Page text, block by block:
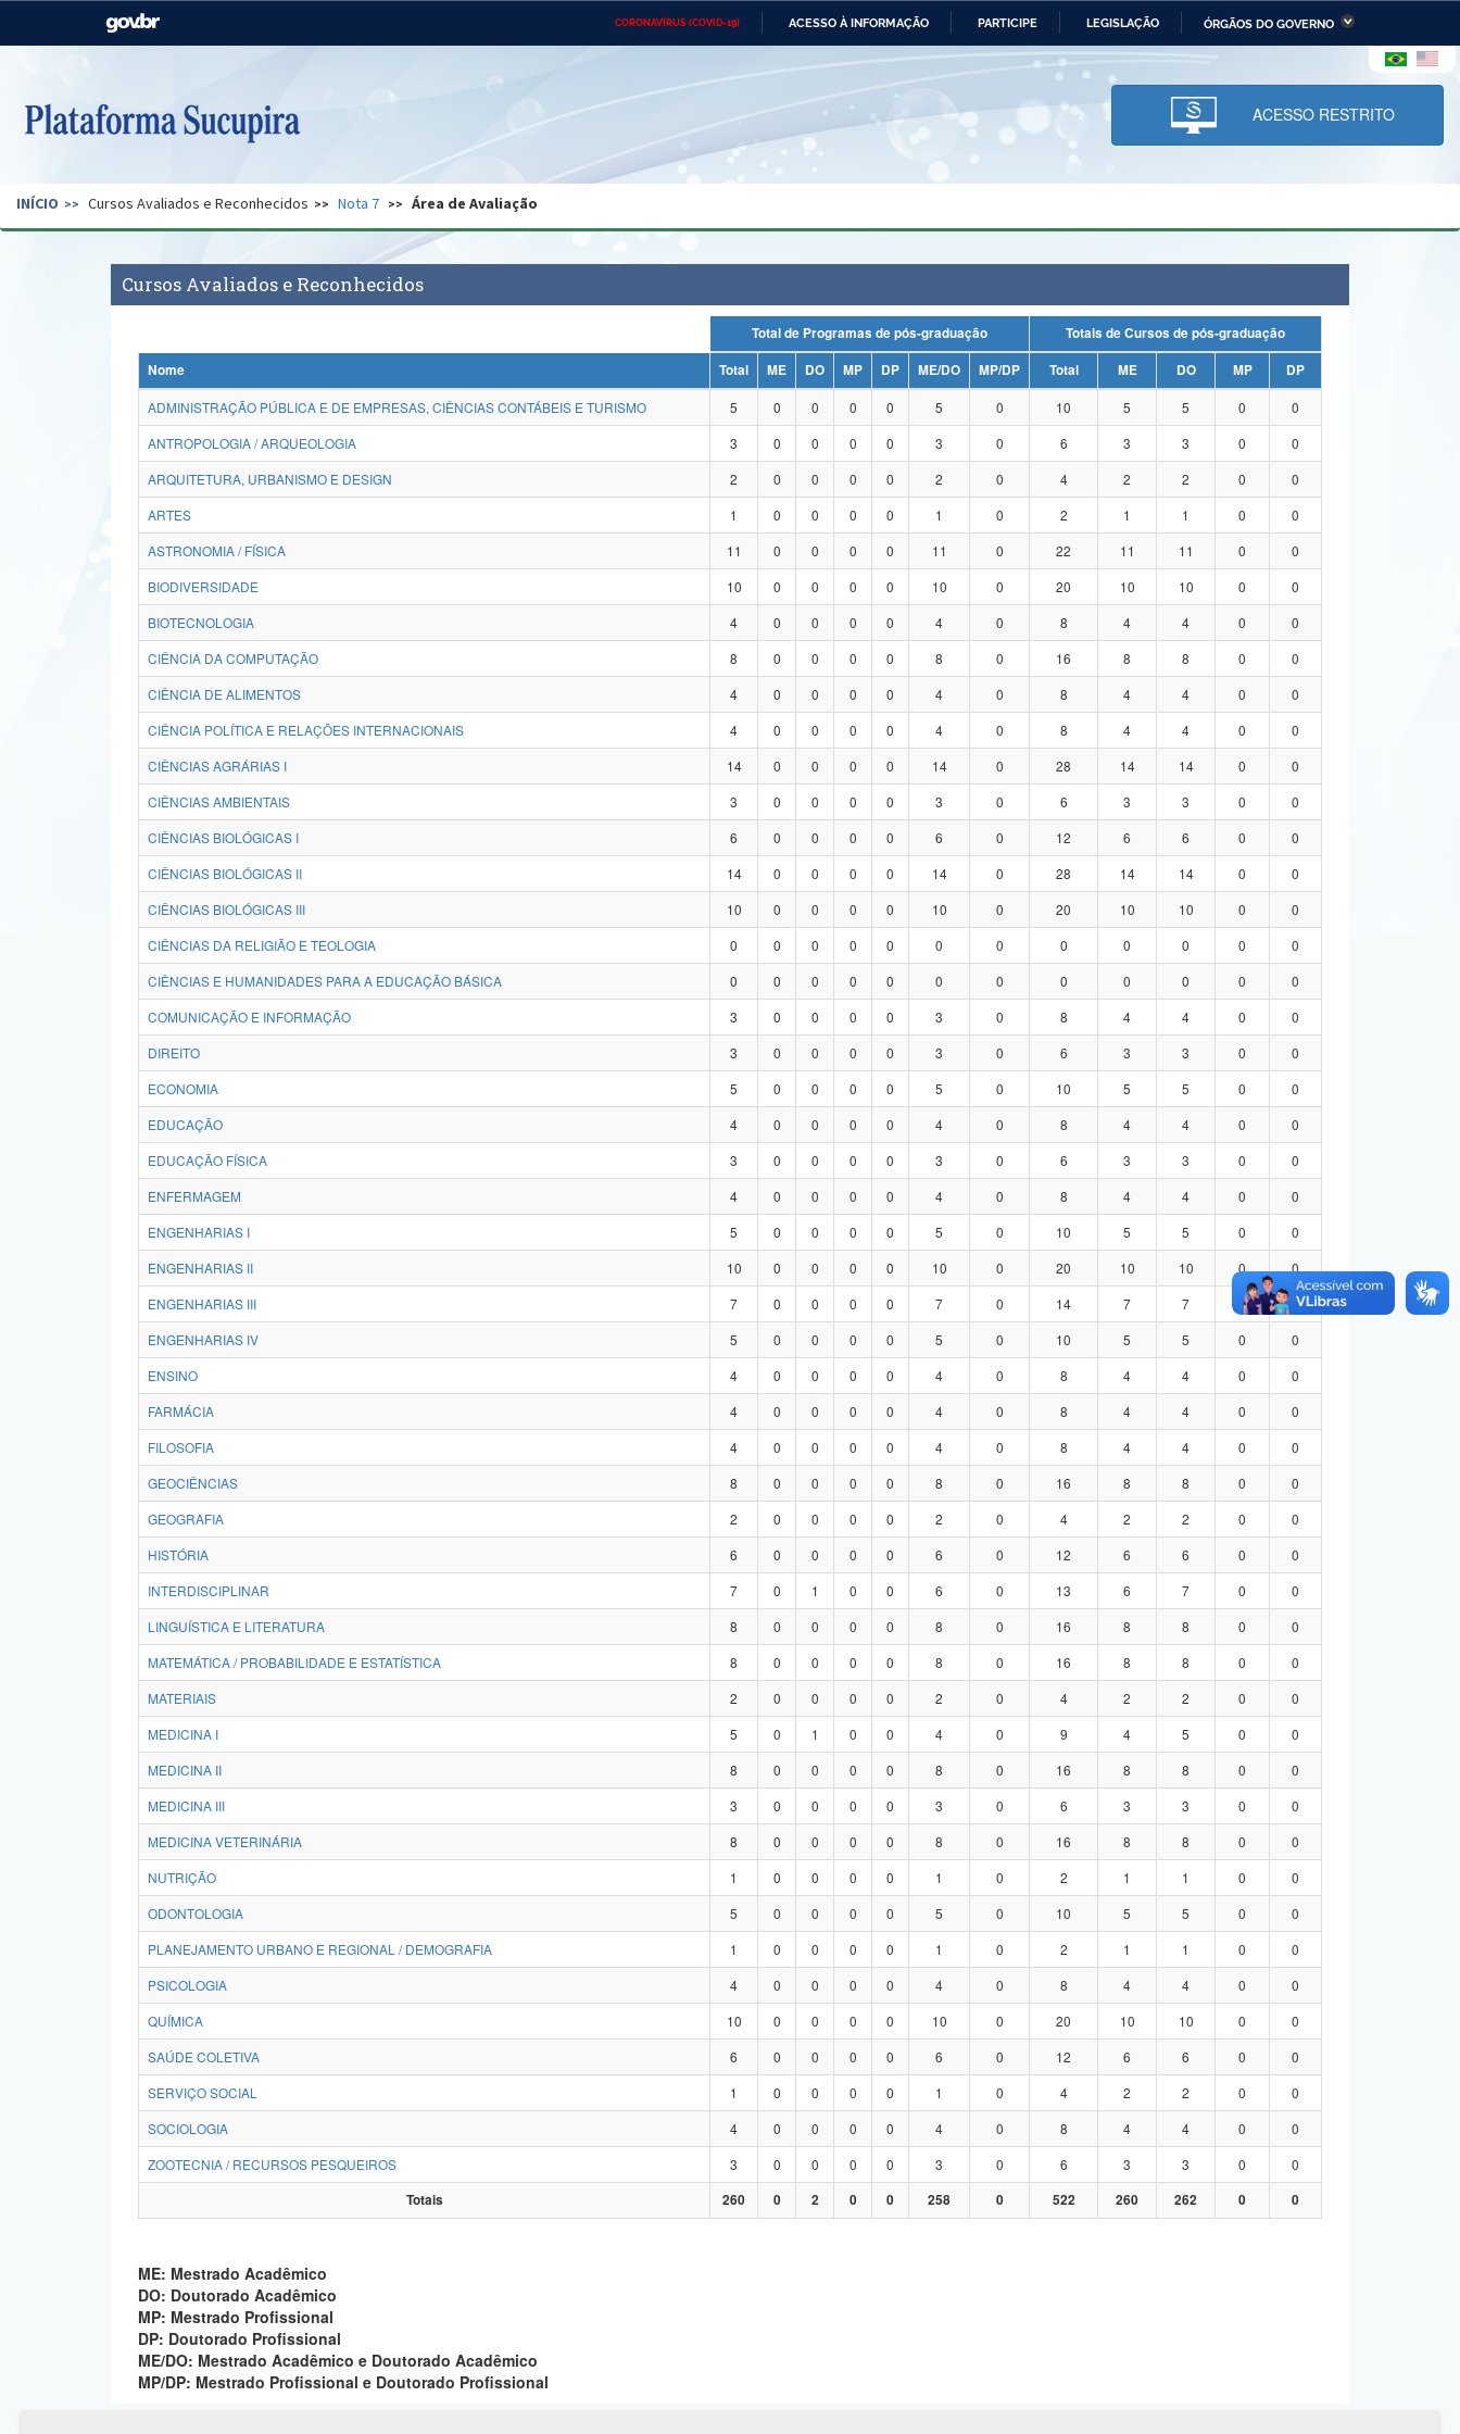
CORONAVÍRUS (COVID-19) ACESSO À INFORMAÇÃO PARTICIPE LEGISLAÇÃO ÓRGÃOS DO GOVERNO
Casa Civil Ministério das Relações Ministério da Economia Ministério da Infraestrutura
Pecuária e Abastecimento
Ministério da Ciência,
Tecnologia, Inovações e
Comunicações
Ministério do Desenvolvimento
Regional e dos Direitos Humanos
Secretaria de Governo Gabinete de Segurança Advocacia-Geral da União Banco Central do Brasil Planalto
ACESSO RESTRITO
INÍCIO Cursos Avaliados e Reconhecidos Nota 7 Área de Avaliação
Cursos Avaliados e Reconhecidos
Total de Programas de pós-graduação
Totais de Cursos de pós-graduação
Nome
Total ME DO MP DP ME/DO MP/DP Total ME DO MP
DP
ADMINISTRAÇÃO PÚBLICA E DE EMPRESAS, CIÊNCIAS CONTÁBEIS E TURISMO
5 0 0 0 0 5 0 10 5 5 0
0
ANTROPOLOGIA / ARQUEOLOGIA
3 0 0 0 0 3 0 6 3 3 0
0
ARQUITETURA, URBANISMO E DESIGN
2 0 0 0 0 2 0 4 2 2 0
0
ARTES
1 0 0 0 0 1 0 2 1 1 0
0
ASTRONOMIA / FÍSICA
11 0 0 0 0 11 0 22 11 11 0
0
BIODIVERSIDADE
10 0 0 0 0 10 0 20 10 10 0
0
BIOTECNOLOGIA
4 0 0 0 0 4 0 8 4 4 0
0
CIÊNCIA DA COMPUTAÇÃO
8 0 0 0 0 8 0 16 8 8 0
0
CIÊNCIA DE ALIMENTOS
4 0 0 0 0 4 0 8 4 4 0
0
CIÊNCIA POLÍTICA E RELAÇÕES INTERNACIONAIS
4 0 0 0 0 4 0 8 4 4 0
0
CIÊNCIAS AGRÁRIAS I
14 0 0 0 0 14 0 28 14 14 0
0
CIÊNCIAS AMBIENTAIS
3 0 0 0 0 3 0 6 3 3 0
0
CIÊNCIAS BIOLÓGICAS I
6 0 0 0 0 6 0 12 6 6 0
0
CIÊNCIAS BIOLÓGICAS II
14 0 0 0 0 14 0 28 14 14 0
0
CIÊNCIAS BIOLÓGICAS III
10 0 0 0 0 10 0 20 10 10 0
0
CIÊNCIAS DA RELIGIÃO E TEOLOGIA
0 0 0 0 0 0 0 0 0 0 0
0
CIÊNCIAS E HUMANIDADES PARA A EDUCAÇÃO BÁSICA
0 0 0 0 0 0 0 0 0 0 0
0
COMUNICAÇÃO E INFORMAÇÃO
3 0 0 0 0 3 0 8 4 4 0
0
DIREITO
3 0 0 0 0 3 0 6 3 3 0
0
ECONOMIA
5 0 0 0 0 5 0 10 5 5 0
0
EDUCAÇÃO
4 0 0 0 0 4 0 8 4 4 0
0
EDUCAÇÃO FÍSICA
3 0 0 0 0 3 0 6 3 3 0
0
ENFERMAGEM
4 0 0 0 0 4 0 8 4 4 0
0
ENGENHARIAS I
5 0 0 0 0 5 0 10 5 5 0
0
ENGENHARIAS II
10 0 0 0 0 10 0 20 10 10 0
0
ENGENHARIAS III
7 0 0 0 0 7 0 14 7 7 0
0
ENGENHARIAS IV
5 0 0 0 0 5 0 10 5 5 0
0
ENSINO
4 0 0 0 0 4 0 8 4 4 0
0
FARMÁCIA
4 0 0 0 0 4 0 8 4 4 0
0
FILOSOFIA
4 0 0 0 0 4 0 8 4 4 0
0
GEOCIÊNCIAS
8 0 0 0 0 8 0 16 8 8 0
0
GEOGRAFIA
2 0 0 0 0 2 0 4 2 2 0
0
HISTÓRIA
6 0 0 0 0 6 0 12 6 6 0
0
INTERDISCIPLINAR
7 0 1 0 0 6 0 13 6 7 0
0
LINGUÍSTICA E LITERATURA
8 0 0 0 0 8 0 16 8 8 0
0
MATEMÁTICA / PROBABILIDADE E ESTATÍSTICA
8 0 0 0 0 8 0 16 8 8 0
0
MATERIAIS
2 0 0 0 0 2 0 4 2 2 0
0
MEDICINA I
5 0 1 0 0 4 0 9 4 5 0
0
MEDICINA II
8 0 0 0 0 8 0 16 8 8 0
0
MEDICINA III
3 0 0 0 0 3 0 6 3 3 0
0
MEDICINA VETERINÁRIA
8 0 0 0 0 8 0 16 8 8 0
0
NUTRIÇÃO
1 0 0 0 0 1 0 2 1 1 0
0
ODONTOLOGIA
5 0 0 0 0 5 0 10 5 5 0
0
PLANEJAMENTO URBANO E REGIONAL / DEMOGRAFIA
1 0 0 0 0 1 0 2 1 1 0
0
PSICOLOGIA
4 0 0 0 0 4 0 8 4 4 0
0
QUÍMICA
10 0 0 0 0 10 0 20 10 10 0
0
SAÚDE COLETIVA
6 0 0 0 0 6 0 12 6 6 0
0
SERVIÇO SOCIAL
1 0 0 0 0 1 0 4 2 2 0
0
SOCIOLOGIA
4 0 0 0 0 4 0 8 4 4 0
0
ZOOTECNIA / RECURSOS PESQUEIROS
3 0 0 0 0 3 0 6 3 3 0
0
Totais
260 0 2 0 0 258 0 522 260 262 0 0
ME: Mestrado Acadêmico
DO: Doutorado Acadêmico
MP: Mestrado Profissional
DP: Doutorado Profissional
ME/DO: Mestrado Acadêmico e Doutorado Acadêmico
MP/DP: Mestrado Profissional e Doutorado Profissional